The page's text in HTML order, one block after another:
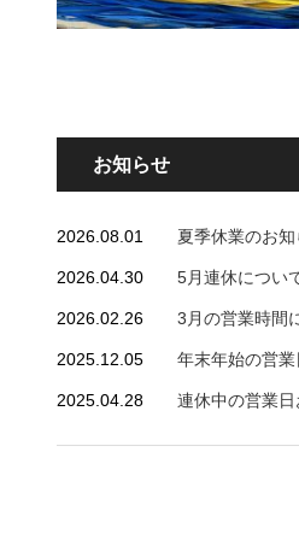
お知らせ
2026.08.01 夏季休業のお
2026.04.30 5月連休につい
2026.02.26 3月の営業時間
2025.12.05 年末年始の営業
2025.04.28 連休中の営業